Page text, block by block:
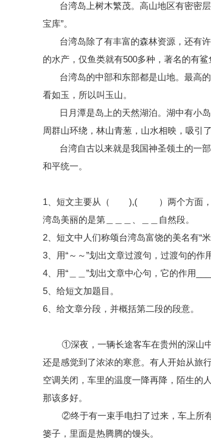
台湾岛上树木繁茂。高山地区有密密
宝库”。
台湾岛除了有丰富的森林资源，还有
的水产，仅鱼类就有500多种，著名的有鲨
台湾岛的中部和东部都是山地。最高
看如玉，所以叫玉山。
日月潭是岛上的天然湖泊。湖中有小
周群山环绕，林山青葱，山水相映，吸引
台湾自古以来就是我国神圣领土的一
和平统一。
1、短文主要从（ ),( ）两个方面，向
湾岛美丽的是第＿＿＿、＿＿自然段。
2、短文中人们称颂台湾岛富饶的美名有“
3、用“～～”划出文章过渡句，过渡句的作
4、
用“＿＿”划出文章中心句 ，它的作用
5、给短文加题目。
6、给文章分段，并概括第二段的段意。
①深夜，一辆长途客车在贵州的深山
还是感觉到了浓浓的寒意。有人开始从旅
空调关闭，车里的温度一降再降，陌生的
那该多好。
②终于有一束手电扫了过来，车上
篓子，里面是热腾腾的馒头。